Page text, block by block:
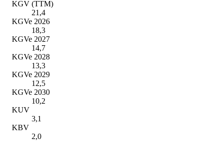
KGV (TTM)
21,4
KGVe 2026
18,3
KGVe 2027
14,7
KGVe 2028
13,3
KGVe 2029
12,5
KGVe 2030
10,2
KUV
3,1
KBV
2,0